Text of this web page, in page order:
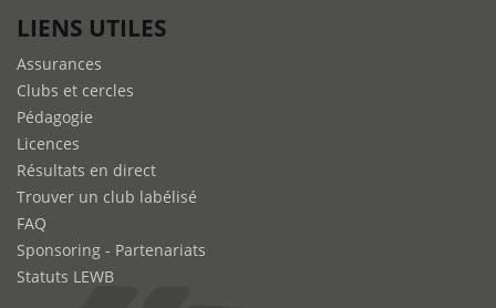
LIENS UTILES
Assurances
Clubs et cercles
Pédagogie
Licences
Résultats en direct
Trouver un club labélisé
FAQ
Sponsoring - Partenariats
Statuts LEWB